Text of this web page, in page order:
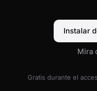
Instalar
Mira
Gratis durante el